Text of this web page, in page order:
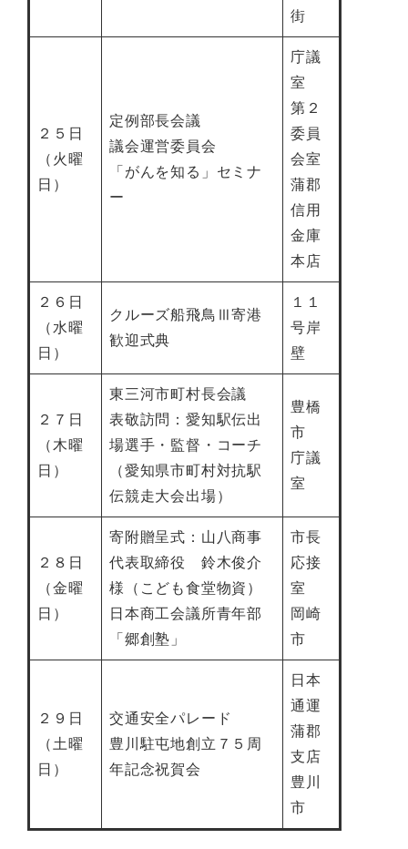
街
２５日
（火曜
日）
定例部長会議
議会運営委員会
「がんを知る」セミナ
ー
庁議
室
第２
委員
会室
蒲郡
信用
金庫
本店
２６日
（水曜
日）
クルーズ船飛鳥Ⅲ寄港
歓迎式典
１１
号岸
壁
２７日
（木曜
日）
東三河市町村長会議
表敬訪問：愛知駅伝出
場選手・監督・コーチ
（愛知県市町村対抗駅
伝競走大会出場）
豊橋
市
庁議
室
２８日
（金曜
日）
寄附贈呈式：山八商事
代表取締役 鈴木俊介
様（こども食堂物資）
日本商工会議所青年部
「郷創塾」
市長
応接
室
岡崎
市
２９日
（土曜
日）
交通安全パレード
豊川駐屯地創立７５周
年記念祝賀会
日本
通運
蒲郡
支店
豊川
市